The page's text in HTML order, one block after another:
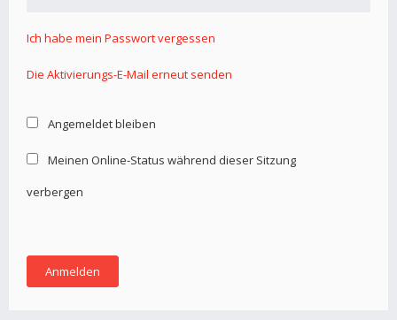
Ich habe mein Passwort vergessen
Die Aktivierungs-E-Mail erneut senden
Angemeldet bleiben
Meinen Online-Status während dieser Sitzung
verbergen